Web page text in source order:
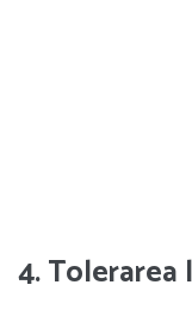
4. Tolerarea